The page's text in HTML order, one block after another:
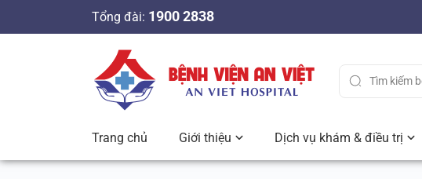
n
Tổng đài: 1900 2838
Trang chủ Giới thiệu Dịch vụ khám & điều trị